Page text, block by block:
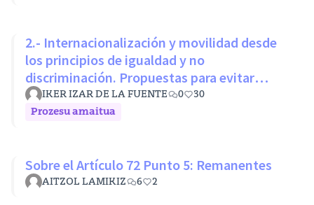
2.- Internacionalización y movilidad desde
los principios de igualdad y no
discriminación. Propuestas para evitar
desigualdades estructurales
IKER IZAR DE LA FUENTE 0
30
Prozesu amaitua
Sobre el Artículo 72 Punto 5: Remanentes
AITZOL LAMIKIZ 6 2